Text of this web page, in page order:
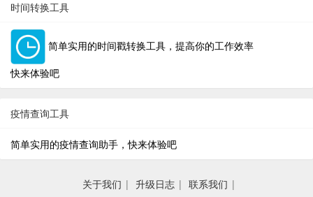
时间转换工具
简单实用的时间戳转换工具，提高你的工作效率
快来体验吧
疫情查询工具
简单实用的疫情查询助手，快来体验吧
关于我们 | 升级日志 | 联系我们 |